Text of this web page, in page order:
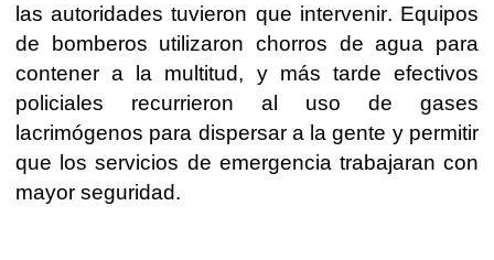
las autoridades tuvieron que intervenir. Equipos
de bomberos utilizaron chorros de agua para
contener a la multitud, y más tarde efectivos
policiales recurrieron al uso de gases
lacrimógenos para dispersar a la gente y permitir
que los servicios de emergencia trabajaran con
mayor seguridad.